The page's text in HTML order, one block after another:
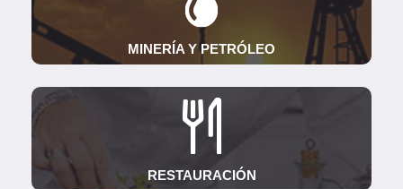
MINERÍA Y PETRÓLEO
RESTAURACIÓN